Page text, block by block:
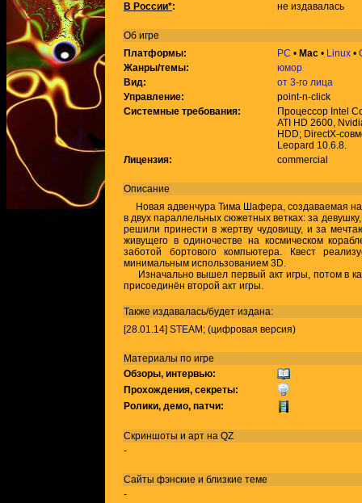
В России*: не издавалась
Об игре
Платформы:
PC • Mac • Linux •
Жанры/темы:
юмор
Вид:
от 3-го лица
Управление:
point-n-click
Системные требования:
Процессор Intel
ATI HD 2600,
HDD; DirectX-
Leopard 10.6.8.
Лицензия:
commercial
Описание
Новая адвенчура Тима Шафера, создаваемая на
в двух параллельных сюжетных ветках: за
решили принести в жертву чудовищу, и за
живущего в одиночестве на космическом
заботой бортового компьютера. Квест
минимальным использованием 3D.
Изначально вышел первый акт игры, потом в
присоединён второй акт игры.
Также издавалась/будет издана:
[28.01.14] STEAM; (цифровая версия)
Материалы по игре
Обзоры, интервью:
Прохождения, секреты:
Ролики, демо, патчи:
Скриншоты и арт на QZ
-
Сайты фэнские и близкие теме
-